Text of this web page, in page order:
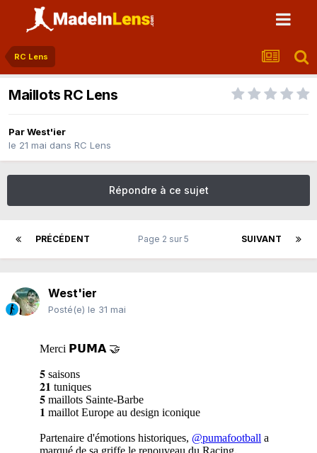
RC Lens
Maillots RC Lens
ParWest'ier
le 21 mai dans RC Lens
Répondre à ce sujet
PRÉCÉDENT SUIVANT
Page 2 sur 5
West'ier
Posté(e) le 31 mai